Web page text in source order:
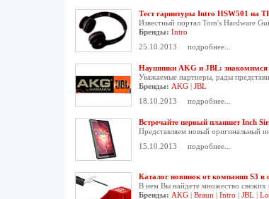
Тест гарнитуры Intro HSW501 на
Известный портал Tom's Hardware
Бренды: Intro
25.10.2013
подробнее...
Наушники AKG и JBL: знакомимся
Уважаемые партнеры, рады
Бренды: AKG| JBL
18.10.2013
подробнее...
Встречайте первый планшет Inch
Представляем новый оригинальный
15.10.2013
подробнее...
Каталог новинок от компании S3 в
В нем Вы найдете множество свежих
Бренды: AKG| Braun | Intro | JBL |